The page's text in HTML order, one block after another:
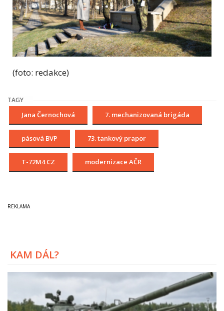
(foto: redakce)
TAGY
Jana Černochová 7. mechanizovaná brigáda
pásová BVP 73. tankový prapor
T-72M4 CZ modernizace AČR
KAM DÁL?